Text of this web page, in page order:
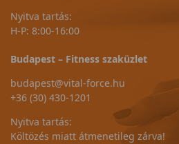
Nyitva tartás:
H-P: 8:00-16:00
Budapest – Fitness szaküzlet
budapest@vital-force.hu
+36 (30) 430-1201
Nyitva tartás:
Költözés miatt átmenetileg zárva!